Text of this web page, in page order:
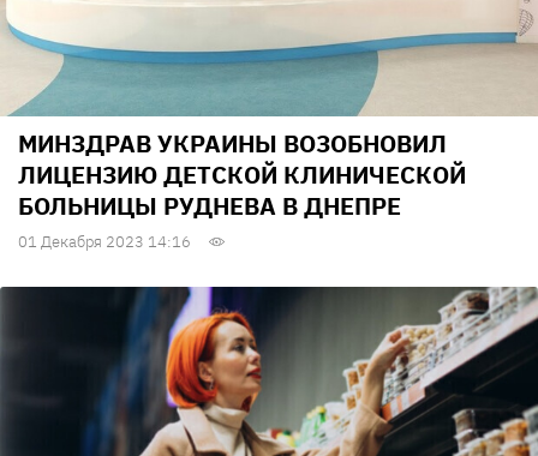
МИНЗДРАВ УКРАИНЫ ВОЗОБНОВИЛ
ЛИЦЕНЗИЮ ДЕТСКОЙ КЛИНИЧЕСКОЙ
БОЛЬНИЦЫ РУДНЕВА В ДНЕПРЕ
01 Декабря 2023 14:16